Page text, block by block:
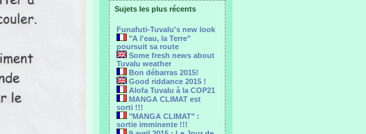
Sujets les plus récents
Funafuti-Tuvalu's new look
"A l'eau, la Terre"
poursuit sa route
Some fresh news about
Tuvalu weather
Bon débarras 2015!
Good riddance 2015 !
Alofa Tuvalu à la COP21
MANGA CLIMAT est
sorti !!!
"MANGA CLIMAT" :
sortie imminente !!!